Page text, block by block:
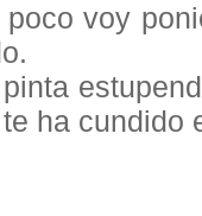
voy
ha cundido